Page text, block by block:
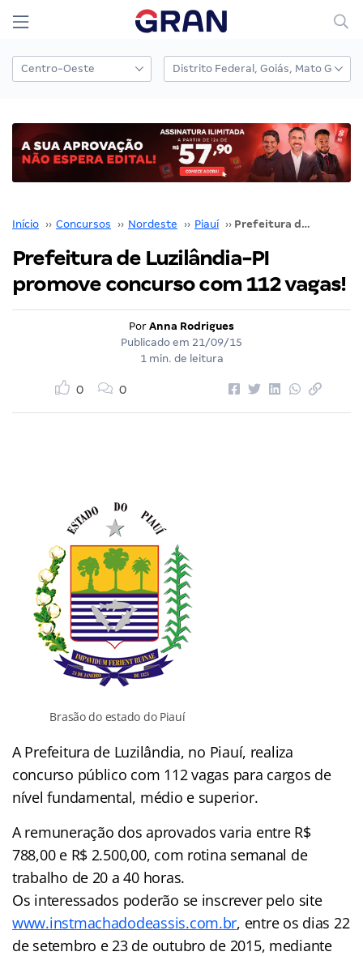
Início ›› Concursos ›› Nordeste ›› Piauí ›› Prefeitura de Luzilândia-PI promove concurso com 112 vagas!
Prefeitura de Luzilândia-PI
promove concurso com 112 vagas!
Por Anna Rodrigues
Publicado em 21/09/15
1 min. de leitura
0 0
Brasão do estado do Piauí
A Prefeitura de Luzilândia, no Piauí, realiza
concurso público com 112 vagas para cargos de
nível fundamental, médio e superior.
A remuneração dos aprovados varia entre R$
788,00 e R$ 2.500,00, com rotina semanal de
trabalho de 20 a 40 horas.
Os interessados poderão se inscrever pelo site
www.instmachadodeassis.com.br, entre os dias 22
de setembro e 23 de outubro de 2015, mediante